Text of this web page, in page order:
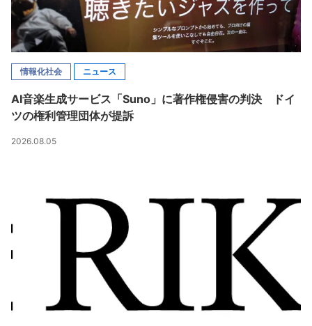
情報化社会 ニュース
AI音楽生成サービス「Suno」に著作権侵害の判決 ドイ
ツの権利管理団体が提訴
2026.08.05